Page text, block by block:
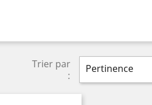
Trier par
:
Pertinence